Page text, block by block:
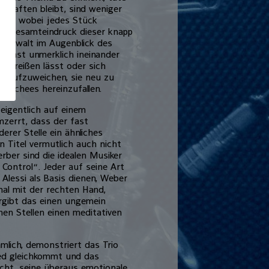
haften bleibt, sind we­niger
– wobei jedes Stück
dieser knapp
im Augenblick des
fast unmerklich ineinander
lässt oder sich
aufzuweichen, sie neu zu
hereinzufal­len.
auf ei­nem
dass der fast
Stelle ein ähnliches
Titel ver­mutlich auch nicht
sind die idealen Musiker
Jeder auf seine Art
als Basis dienen, We­ber
mit der rech­ten Hand,
das einen ungemein
Stellen ei­nen meditativen
demonstriert das Trio
gleich­kommt und das